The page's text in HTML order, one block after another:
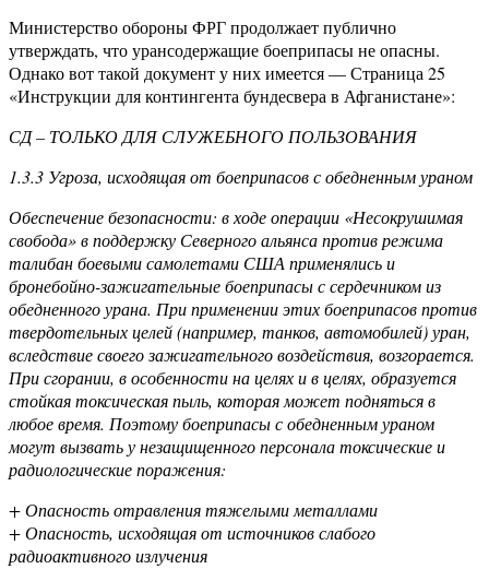
Министерство обороны ФРГ продолжает публично
утверждать, что урансодержащие боеприпасы не опасны.
Однако вот такой документ у них имеется — Страница 25
«Инструкции для контингента бундесвера в Афганистане»:
СД – ТОЛЬКО ДЛЯ СЛУЖЕБНОГО ПОЛЬЗОВАНИЯ
1.3.3 Угроза, исходящая от боеприпасов с обедненным ураном
Обеспечение безопасности: в ходе операции «Несокрушимая
свобода» в поддержку Северного альянса против режима
талибан боевыми самолетами США применялись и
бронебойно-зажигательные боеприпасы с сердечником из
обедненного урана. При применении этих боеприпасов против
твердотельных целей (например, танков, автомобилей) уран,
вследствие своего зажигательного воздействия, возгорается.
При сгорании, в особенности на целях и в целях, образуется
стойкая токсическая пыль, которая может подняться в
любое время. Поэтому боеприпасы с обедненным ураном
могут вызвать у незащищенного персонала токсические и
радиологические поражения:
+ Опасность отравления тяжелыми металлами
+ Опасность, исходящая от источников слабого
радиоактивного излучения